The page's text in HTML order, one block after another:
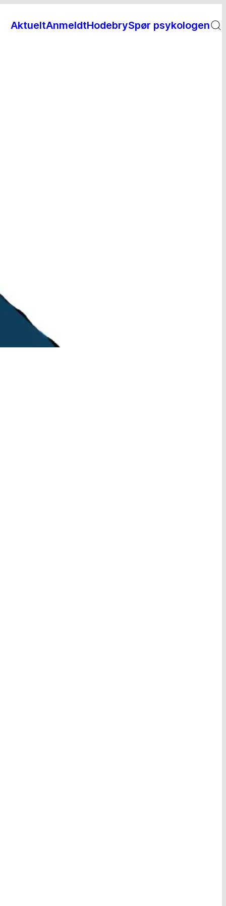
AktueltAnmeldtHodebrySpør psykologen